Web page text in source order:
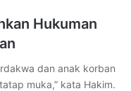
Hukuman
dan anak korban
muka,” kata Hakim.